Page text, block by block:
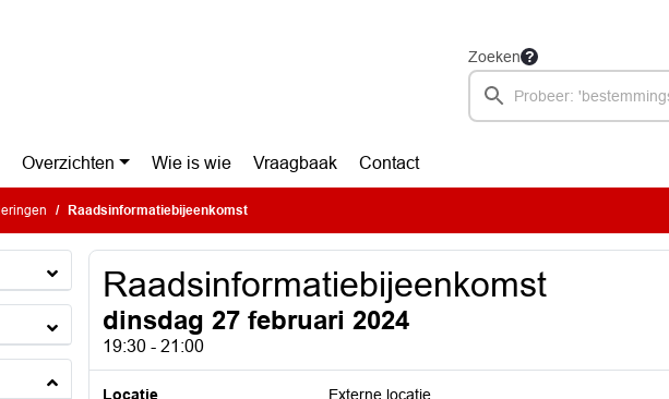
Zoeken
Overzichten Wie is wie Vraagbaak Contact
Raadsinformatiebijeenkomst
Raadsinformatiebijeenkomst
dinsdag 27 februari 2024
19:30 - 21:00
Locatie
Externe locatie